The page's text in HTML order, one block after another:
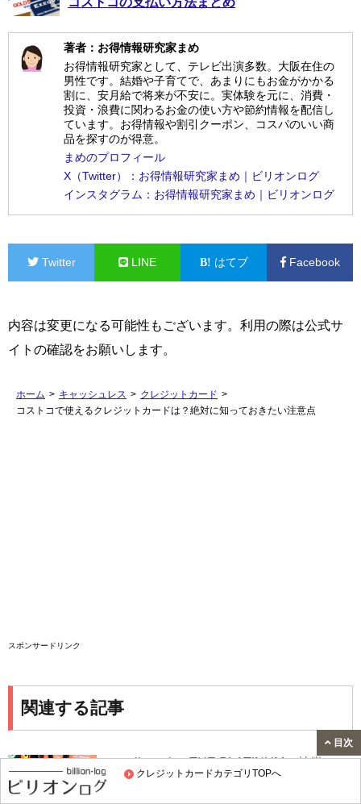
クレジットカードカテゴリTOPへ
著者：お得情報研究家まめ
お得情報研究家として、テレビ出演多数。大阪在住の
男性です。結婚や子育てで、あまりにもお金がかかる
割に、安月給で将来が不安に。実体験を元に、消費・
投資・浪費に関わるお金の使い方や節約情報を配信し
ています。お得情報や割引クーポン、コスパのいい商
品を探すのが得意。
まめのプロフィール
X（Twitter）：お得情報研究家まめ｜ビリオンログ
インスタグラム：お得情報研究家まめ｜ビリオンログ
Twitter LINE はてブ Facebook
内容は変更になる可能性もございます。利用の際は公式サ
イトの確認をお願いします。
ホーム > キャッシュレス > クレジットカード >
コストコで使えるクレジットカードは？絶対に知っておきたい注意点
スポンサードリンク
関連する記事
apollostation THE PLATINUMの特徴・メ
リットを紹介｜プラチナカード
目次